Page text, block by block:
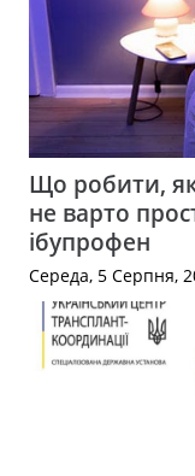
Що робити,
не варто
ібупрофен
Середа, 5 Серпня,